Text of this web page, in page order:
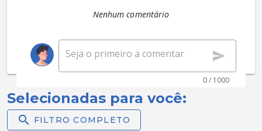
Nenhum comentário
0 / 1000
Selecionadas para você:
FILTRO COMPLETO